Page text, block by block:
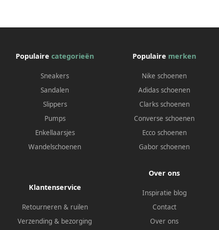
Populaire categorieën
Sneakers
Sandalen
Slippers
Pumps
Enkellaarsjes
Wandelschoenen
Populaire merken
Nike schoenen
Adidas schoenen
Clarks schoenen
Converse schoenen
Ecco schoenen
Gabor schoenen
Klantenservice
Retourneren & ruilen
Verzending & bezorging
Over ons
Inspiratie blog
Contact
Over ons